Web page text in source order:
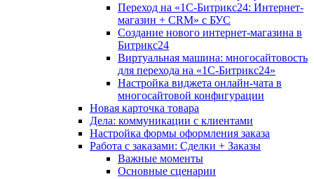
Переход на «1С-Битрикс24: Интернет-
магазин + CRM» с БУС
Создание нового интернет-магазина в
Битрикс24
Виртуальная машина: многосайтовость
для перехода на «1С-Битрикс24»
Настройка виджета онлайн-чата в
многосайтовой конфигурации
Новая карточка товара
Дела: коммуникации с клиентами
Настройка формы оформления заказа
Работа с заказами: Сделки + Заказы
Важные моменты
Основные сценарии